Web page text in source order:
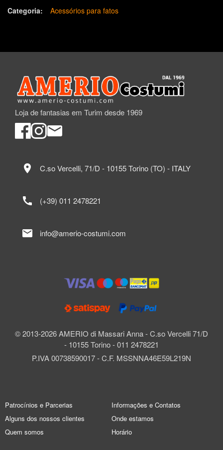
Categoria: Acessórios para fatos
Loja de fantasias em Turim desde 1969
© 2013-2026 AMERIO di Massari Anna - C.so Vercelli 71/D
- 10155 Torino - 011 2478221
P.IVA 00738590017 - C.F. MSSNNA46E59L219N
location_on C.so Vercelli, 71/D - 10155 Torino (TO) - ITALY
call (+39) 011 2478221
mail info@amerio-costumi.com
Patrocínios e Parcerias
Alguns dos nossos clientes
Quem somos
Informações e Contatos
Onde estamos
Horário